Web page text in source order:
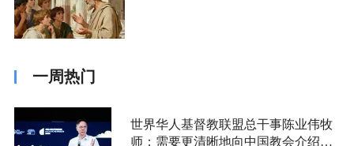
一周热门
世界华人基督教联盟总干事陈业伟牧
师：需要更清晰地向中国教会介绍福